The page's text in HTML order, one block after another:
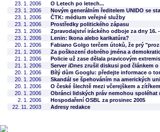
23. 1. 2006
O Letech po letech...
23. 1. 2006
Novým generálním ředitelem UNIDO se
23. 1. 2006
ČTK: médium veřejné služby
23. 1. 2006
Prostředky politického zápasu
23. 1. 2006
Zpravodajství iráckého odboje za dny 16.
23. 1. 2006
Lenin: Ikona alebo karikatúra?
20. 1. 2006
Fabiano Golgo terčem útoků, že prý
21. 1. 2006
Za poškození dobrého jména a
21. 1. 2006
Policie už zase dělala pravicovým
21. 1. 2006
ServeriDnes zrušil diskusi pod článkem o
20. 1. 2006
Bílý dům Googlu: předejte informace o
20. 1. 2006
Skandál se špehováním na amerických
20. 1. 2006
O české šlechtě mezi včerejškem a zítřkem
20. 1. 2006
Obránci lidských práv nemohou spoléhat
2. 1. 2006
Hospodaření OSBL za prosinec 2005
22. 11. 2003
Adresy redakce